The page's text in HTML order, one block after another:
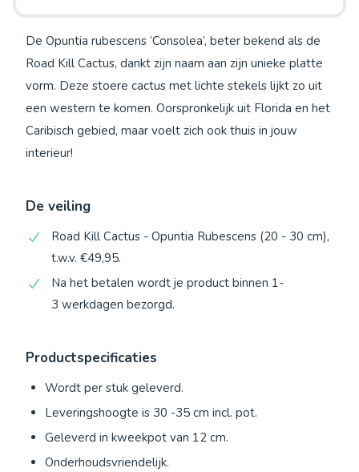
De Opuntia rubescens ‘Consolea’, beter bekend als de
Road Kill Cactus, dankt zijn naam aan zijn unieke platte
vorm. Deze stoere cactus met lichte stekels lijkt zo uit
een western te komen. Oorspronkelijk uit Florida en het
Caribisch gebied, maar voelt zich ook thuis in jouw
interieur!
De veiling
Road Kill Cactus - Opuntia Rubescens (20 - 30 cm),
t.w.v. €49,95.
Na het betalen wordt je product binnen 1-
3 werkdagen bezorgd.
Productspecificaties
Wordt per stuk geleverd.
Leveringshoogte is 30 -35 cm incl. pot.
Geleverd in kweekpot van 12 cm.
Onderhoudsvriendelijk.